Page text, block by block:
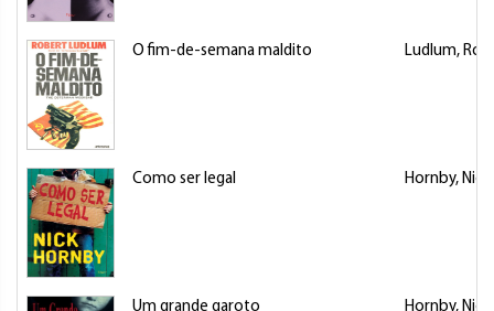
O fim-de-semana maldito Ludlum,
Como ser legal Hornby, Nick
Um grande garoto Hornby, Nick